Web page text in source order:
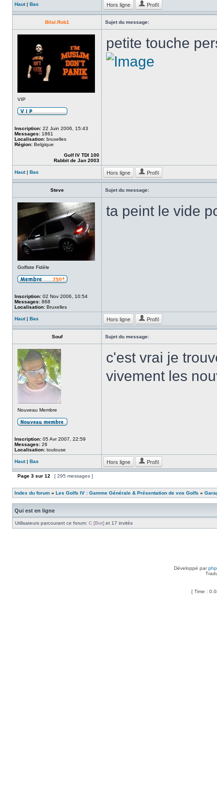
Haut| Bas Hors ligne Profil
Bilal.Rob1 Sujet du message:
VIP
Inscription: 22 Juin 2006, 15:43
Messages: 1861
Localisation: bruxelles
Région: Belgique
Golf IV TDI 100
Rabbit de Jan 2003
petite touche
Haut| Bas Hors ligne Profil
Steve Sujet du message:
Golfiste Fidèle
Inscription: 02 Nov 2006, 10:54
Messages: 868
Localisation: Bruxelles
ta peint le vide
Haut| Bas Hors ligne Profil
Souf Sujet du message:
Nouveau Membre
Inscription: 05 Avr 2007, 22:59
Messages: 26
Localisation: toulouse
c'est vrai je
vivement les
Haut| Bas Hors ligne Profil
Page 3 sur 12 [ 295 messages ]
Index du forum » Les Golfs IV : Gamme Générale & Présentation de vos Golfs »
Qui est en ligne
Utilisateurs parcourant ce forum: C [Bot] et 17 invités
Développé par
[ Time :